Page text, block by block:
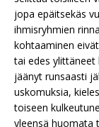
jopa epäitsekäs
ihmisryhmien
kohtaaminen
tai edes ylittäneet
jäänyt runsaasti
uskomuksia,
toiseen
yleensä huomata